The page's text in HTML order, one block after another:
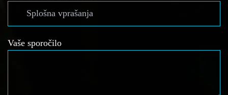
Vaše sporočilo